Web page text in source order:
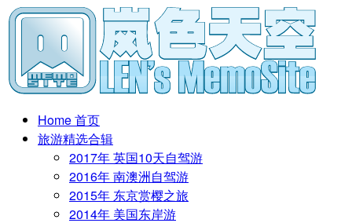
Home 首页
旅游精选合辑
2017年 英国10天自驾游
2016年 南澳洲自驾游
2015年 东京赏樱之旅
2014年 美国东岸游